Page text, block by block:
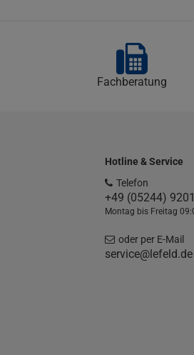
Fachberatung
Hotline & Service
Telefon
+49 (05244)
Montag bis Freitag
oder per E-Mail
service@lefeld.de